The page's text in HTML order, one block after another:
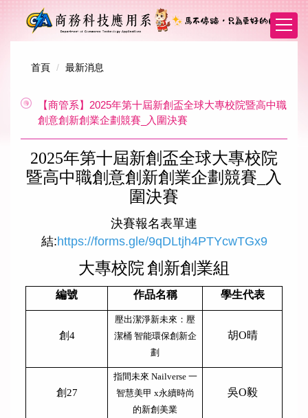
首頁 最新消息
【商管系】2025年第十屆新創盃全球大專校院暨高中職
創意創新創業企劃競賽_入圍決賽
2025年第十屆新創盃全球大專校院
暨高中職創意創新創業企劃競賽_入
圍決賽
決賽報名表單連
結:https://forms.gle/9qDLtjh4PTYcwTGx9
大專校院創新創業組
編號 作品名稱 學生代表
創4
壓出潔淨新未來：壓
潔桶 智能環保創新企
劃
胡O晴
創27
指間未來 Nailverse 一
智慧美甲 x永續時尚
的新創美業
吳O毅